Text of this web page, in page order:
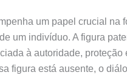
um papel crucial na
um indivíduo. A figura
à autoridade, proteção
figura está ausente, o